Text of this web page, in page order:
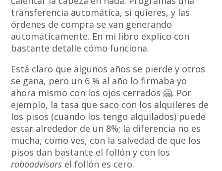
transferencia automática, si quieres, y las
órdenes de compra se van generando
automáticamente. En mi libro explico con
bastante detalle cómo funciona.
Está claro que algunos años se pierde y otros
se gana, pero un 6 % al año lo firmaba yo
ahora mismo con los ojos cerrados 🤗. Por
ejemplo, la tasa que saco con los alquileres de
los pisos (cuando los tengo alquilados) puede
estar alrededor de un 8%; la diferencia no es
mucha, como ves, con la salvedad de que los
pisos dan bastante el follón y con los
roboadvisors el follón es cero.